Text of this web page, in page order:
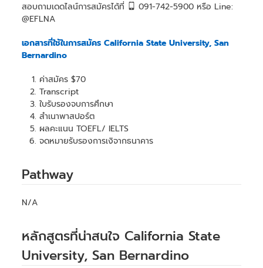
สอบถามเดดไลน์การสมัครได้ที่
091-742-5900 หรือ Line:
@EFLNA
เอกสารที่ใช้ในการสมัคร California State University, San
Bernardino
ค่าสมัคร $70
Transcript
ใบรับรองจบการศึกษา
สำเนาพาสปอร์ต
ผลคะแนน TOEFL/ IELTS
จดหมายรับรองการเงิจากธนาคาร
Pathway
N/A
หลักสูตรที่น่าสนใจ California State
University, San Bernardino